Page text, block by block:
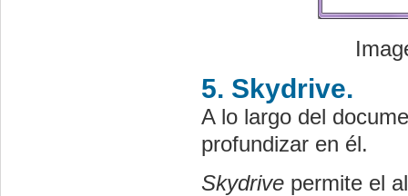
5. Skydrive.
A lo largo del
profundizar en él.
Skydrive permite el